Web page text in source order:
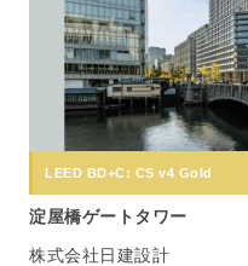
LEED BD+C: CS v4 Gold
淀屋橋ゲートタワー
株式会社日建設計